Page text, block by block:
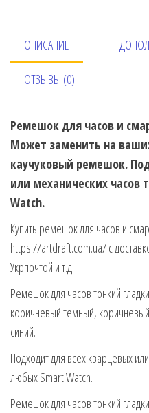
ОПИСАНИЕ
ОТЗЫВЫ (0)
Ремешок для часов и
Может заменить на
каучуковый ремешок.
или механических
Watch.
Купить ремешок для часов и
https://artdraft.com.ua/ с
Укрпочтой и т.д.
Ремешок для часов тонкий
коричневый темный,
синий.
Подходит для всех кварцевых
любых Smart Watch.
Ремешок для часов тонкий